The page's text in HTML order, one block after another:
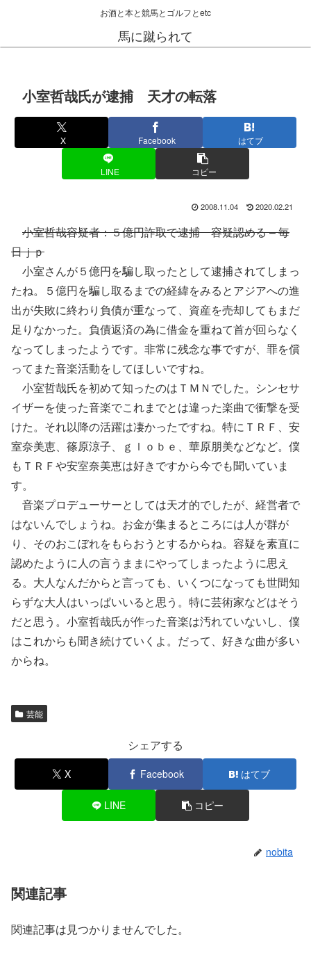
お酒と本と競馬とゴルフとetc
馬に蹴られて
小室哲哉氏が逮捕 天才の転落
X Facebook はてブ
LINE コピー
2008.11.04 2020.02.21
小室哲哉容疑者：５億円詐取で逮捕 容疑認める – 毎
日ｊｐ
小室さんが５億円を騙し取ったとして逮捕されてしまっ
たね。５億円を騙し取るまでの経緯をみるとアジアへの進
出が失敗に終わり負債が重なって、資産を売却してもまだ
足りなかった。負債返済の為に借金を重ねて首が回らなく
なってしまったようです。非常に残念な事ですが、罪を償
ってまた音楽活動をしてほしいですね。
小室哲哉氏を初めて知ったのはＴＭＮでした。シンセサ
イザーを使った音楽でこれまでとは違った楽曲で衝撃を受
けた。それ以降の活躍は凄かったですね。特にＴＲＦ、安
室奈美恵、篠原涼子、ｇｌｏｂｅ、華原朋美などなど。僕
もＴＲＦや安室奈美恵は好きですから今でも聞いていま
す。
音楽プロデューサーとしては天才的でしたが、経営者で
はないんでしょうね。お金が集まるところには人が群が
り、そのおこぼれをもらおうとするからね。容疑を素直に
認めたように人の言うままにやってしまったように思え
る。大人なんだからと言っても、いくつになっても世間知
らずな大人はいっぱいいると思う。特に芸術家などはそう
だと思う。小室哲哉氏が作った音楽は汚れていないし、僕
はこれからも聞き続けていくよ。だって、好きな曲が多い
からね。
芸能
シェアする
X Facebook はてブ
LINE コピー
nobita
関連記事
関連記事は見つかりませんでした。